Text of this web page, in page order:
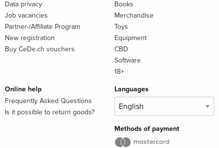
Data privacy
Job vacancies
Partner-/Affiliate Program
New registration
Buy CeDe.ch vouchers
Books
Merchandise
Toys
Equipment
CBD
Software
18+
Online help
Frequently Asked Questions
Is it possible to return goods?
Languages
Methods of payment